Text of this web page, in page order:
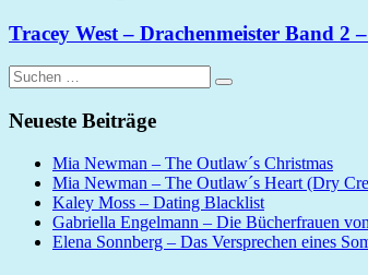
Tracey West – Drachenmeister Band 2
Suchen
nach:
Suchen
Neueste Beiträge
Mia Newman – The Outlaw´s Christmas
Mia Newman – The Outlaw´s Heart (Dry
Kaley Moss – Dating Blacklist
Gabriella Engelmann – Die Bücherfrauen
Elena Sonnberg – Das Versprechen eines